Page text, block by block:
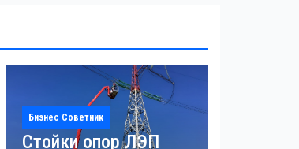
Бизнес Советник
Стойки опор ЛЭП